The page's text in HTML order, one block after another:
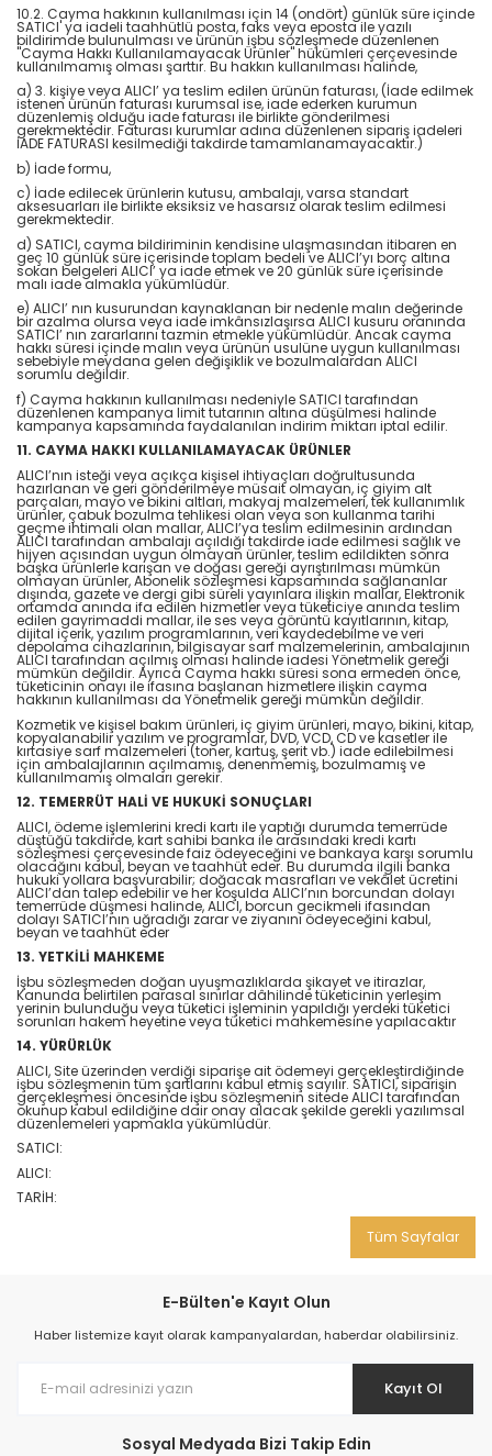
10.2. Cayma hakkının kullanılması için 14 (ondört) günlük süre içinde
SATICI' ya iadeli taahhütlü posta, faks veya eposta ile yazılı
bildirimde bulunulması ve ürünün işbu sözleşmede düzenlenen
"Cayma Hakkı Kullanılamayacak Ürünler" hükümleri çerçevesinde
kullanılmamış olması şarttır. Bu hakkın kullanılması halinde,
a) 3. kişiye veya ALICI’ ya teslim edilen ürünün faturası, (İade edilmek
istenen ürünün faturası kurumsal ise, iade ederken kurumun
düzenlemiş olduğu iade faturası ile birlikte gönderilmesi
gerekmektedir. Faturası kurumlar adına düzenlenen sipariş iadeleri
İADE FATURASI kesilmediği takdirde tamamlanamayacaktır.)
b) İade formu,
c) İade edilecek ürünlerin kutusu, ambalajı, varsa standart
aksesuarları ile birlikte eksiksiz ve hasarsız olarak teslim edilmesi
gerekmektedir.
d) SATICI, cayma bildiriminin kendisine ulaşmasından itibaren en
geç 10 günlük süre içerisinde toplam bedeli ve ALICI’yı borç altına
sokan belgeleri ALICI’ ya iade etmek ve 20 günlük süre içerisinde
malı iade almakla yükümlüdür.
e) ALICI’ nın kusurundan kaynaklanan bir nedenle malın değerinde
bir azalma olursa veya iade imkânsızlaşırsa ALICI kusuru oranında
SATICI’ nın zararlarını tazmin etmekle yükümlüdür. Ancak cayma
hakkı süresi içinde malın veya ürünün usulüne uygun kullanılması
sebebiyle meydana gelen değişiklik ve bozulmalardan ALICI
sorumlu değildir.
f) Cayma hakkının kullanılması nedeniyle SATICI tarafından
düzenlenen kampanya limit tutarının altına düşülmesi halinde
kampanya kapsamında faydalanılan indirim miktarı iptal edilir.
11. CAYMA HAKKI KULLANILAMAYACAK ÜRÜNLER
ALICI’nın isteği veya açıkça kişisel ihtiyaçları doğrultusunda
hazırlanan ve geri gönderilmeye müsait olmayan, iç giyim alt
parçaları, mayo ve bikini altları, makyaj malzemeleri, tek kullanımlık
ürünler, çabuk bozulma tehlikesi olan veya son kullanma tarihi
geçme ihtimali olan mallar, ALICI’ya teslim edilmesinin ardından
ALICI tarafından ambalajı açıldığı takdirde iade edilmesi sağlık ve
hijyen açısından uygun olmayan ürünler, teslim edildikten sonra
başka ürünlerle karışan ve doğası gereği ayrıştırılması mümkün
olmayan ürünler, Abonelik sözleşmesi kapsamında sağlananlar
dışında, gazete ve dergi gibi süreli yayınlara ilişkin mallar, Elektronik
ortamda anında ifa edilen hizmetler veya tüketiciye anında teslim
edilen gayrimaddi mallar, ile ses veya görüntü kayıtlarının, kitap,
dijital içerik, yazılım programlarının, veri kaydedebilme ve veri
depolama cihazlarının, bilgisayar sarf malzemelerinin, ambalajının
ALICI tarafından açılmış olması halinde iadesi Yönetmelik gereği
mümkün değildir. Ayrıca Cayma hakkı süresi sona ermeden önce,
tüketicinin onayı ile ifasına başlanan hizmetlere ilişkin cayma
hakkının kullanılması da Yönetmelik gereği mümkün değildir.
Kozmetik ve kişisel bakım ürünleri, iç giyim ürünleri, mayo, bikini, kitap,
kopyalanabilir yazılım ve programlar, DVD, VCD, CD ve kasetler ile
kırtasiye sarf malzemeleri (toner, kartuş, şerit vb.) iade edilebilmesi
için ambalajlarının açılmamış, denenmemiş, bozulmamış ve
kullanılmamış olmaları gerekir.
12. TEMERRÜT HALİ VE HUKUKİ SONUÇLARI
ALICI, ödeme işlemlerini kredi kartı ile yaptığı durumda temerrüde
düştüğü takdirde, kart sahibi banka ile arasındaki kredi kartı
sözleşmesi çerçevesinde faiz ödeyeceğini ve bankaya karşı sorumlu
olacağını kabul, beyan ve taahhüt eder. Bu durumda ilgili banka
hukuki yollara başvurabilir; doğacak masrafları ve vekâlet ücretini
ALICI’dan talep edebilir ve her koşulda ALICI’nın borcundan dolayı
temerrüde düşmesi halinde, ALICI, borcun gecikmeli ifasından
dolayı SATICI’nın uğradığı zarar ve ziyanını ödeyeceğini kabul,
beyan ve taahhüt eder
13. YETKİLİ MAHKEME
İşbu sözleşmeden doğan uyuşmazlıklarda şikayet ve itirazlar,
Kanunda belirtilen parasal sınırlar dâhilinde tüketicinin yerleşim
yerinin bulunduğu veya tüketici işleminin yapıldığı yerdeki tüketici
sorunları hakem heyetine veya tüketici mahkemesine yapılacaktır
14. YÜRÜRLÜK
ALICI, Site üzerinden verdiği siparişe ait ödemeyi gerçekleştirdiğinde
işbu sözleşmenin tüm şartlarını kabul etmiş sayılır. SATICI, siparişin
gerçekleşmesi öncesinde işbu sözleşmenin sitede ALICI tarafından
okunup kabul edildiğine dair onay alacak şekilde gerekli yazılımsal
düzenlemeleri yapmakla yükümlüdür.
SATICI:
ALICI:
TARİH:
Tüm Sayfalar
E-Bülten'e Kayıt Olun
Haber listemize kayıt olarak kampanyalardan, haberdar olabilirsiniz.
Kayıt Ol
Sosyal Medyada Bizi Takip Edin